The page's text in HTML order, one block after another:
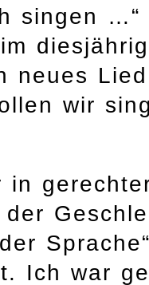
singen …“
neues
wir
in
der
Ich war